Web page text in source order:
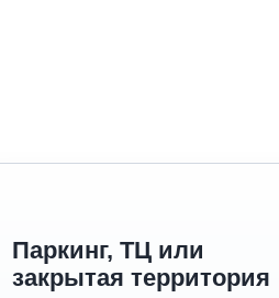
Паркинг, ТЦ или
закрытая территория